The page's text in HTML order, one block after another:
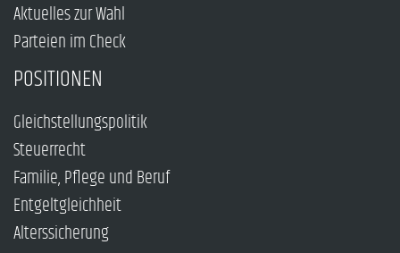
Aktuelles zur Wahl
Parteien im Check
POSITIONEN
Gleichstellungspolitik
Steuerrecht
Familie, Pflege und Beruf
Entgeltgleichheit
Alterssicherung